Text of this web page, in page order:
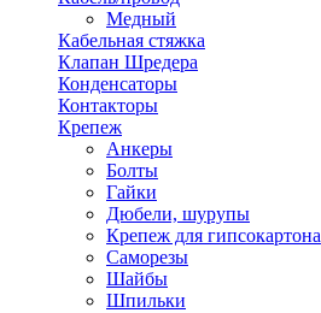
Медный
Кабельная стяжка
Клапан Шредера
Конденсаторы
Контакторы
Крепеж
Анкеры
Болты
Гайки
Дюбели, шурупы
Крепеж для гипсокартона
Саморезы
Шайбы
Шпильки